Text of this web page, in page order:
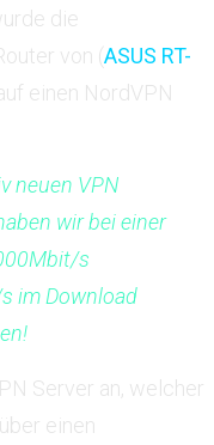
die
von (ASUS RT-
einen NordVPN
neuen VPN
wir bei einer
s
im Download
Server an, welcher
einen